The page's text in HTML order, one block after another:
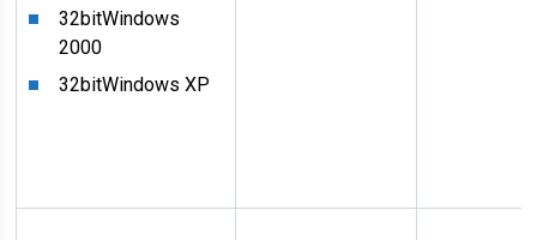
32bitWindows
2000
32bitWindows XP